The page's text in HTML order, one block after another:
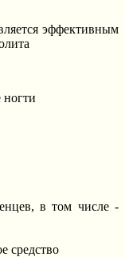
эффективным
в том числе -
средство